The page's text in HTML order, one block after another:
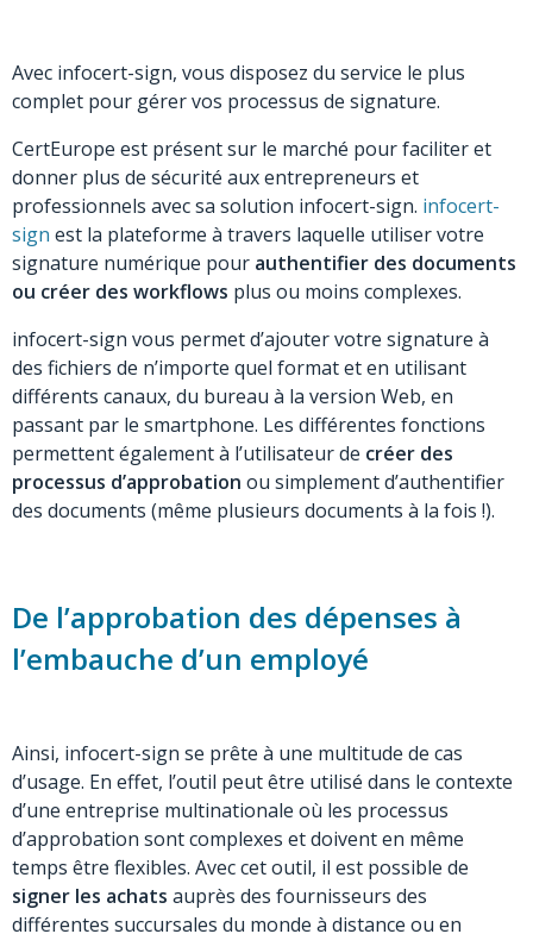
Avec infocert-sign, vous disposez du service le plus
complet pour gérer vos processus de signature.
CertEurope est présent sur le marché pour faciliter et
donner plus de sécurité aux entrepreneurs et
professionnels avec sa solution infocert-sign. infocert-
sign est la plateforme à travers laquelle utiliser votre
signature numérique pour authentifier des documents
ou créer des workflows plus ou moins complexes.
infocert-sign vous permet d’ajouter votre signature à
des fichiers de n’importe quel format et en utilisant
différents canaux, du bureau à la version Web, en
passant par le smartphone. Les différentes fonctions
permettent également à l’utilisateur de créer des
processus d’approbation ou simplement d’authentifier
des documents (même plusieurs documents à la fois !).
De l’approbation des dépenses à
l’embauche d’un employé
Ainsi, infocert-sign se prête à une multitude de cas
d’usage. En effet, l’outil peut être utilisé dans le contexte
d’une entreprise multinationale où les processus
d’approbation sont complexes et doivent en même
temps être flexibles. Avec cet outil, il est possible de
signer les achats auprès des fournisseurs des
différentes succursales du monde à distance ou en